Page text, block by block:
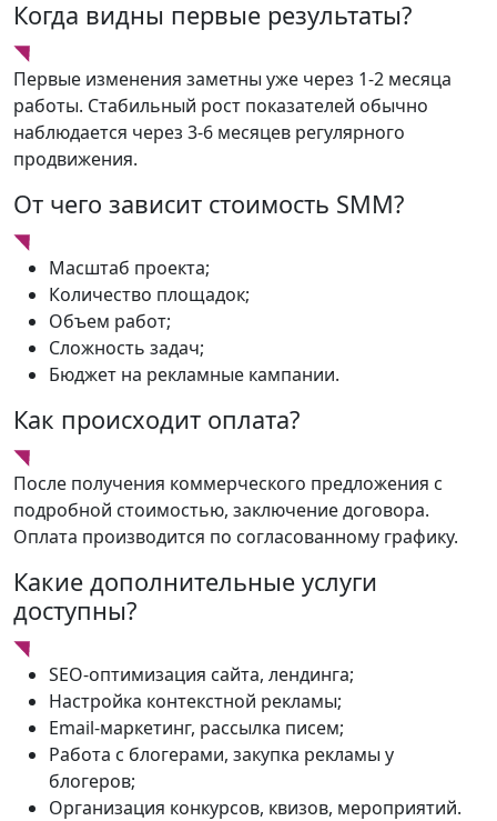
Когда видны первые результаты?
Первые изменения заметны уже через 1-2 месяца
работы. Стабильный рост показателей обычно
наблюдается через 3-6 месяцев регулярного
продвижения.
От чего зависит стоимость SMM?
Масштаб проекта;
Количество площадок;
Объем работ;
Сложность задач;
Бюджет на рекламные кампании.
Как происходит оплата?
После получения коммерческого предложения с
подробной стоимостью, заключение договора.
Оплата производится по согласованному графику.
Какие дополнительные услуги
доступны?
SEO-оптимизация сайта, лендинга;
Настройка контекстной рекламы;
Email-маркетинг, рассылка писем;
Работа с блогерами, закупка рекламы у
блогеров;
Организация конкурсов, квизов, мероприятий.